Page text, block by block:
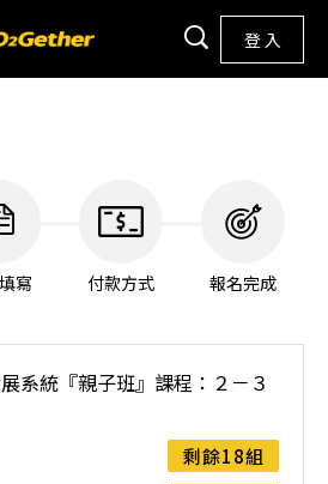
登 入
寫 付款方式 報名完成
系統『親子班』課程：２－３
剩餘18組